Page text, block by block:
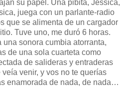
su papel. Una pibita, Jessica,
juega con un parlante-radio
que se alimenta de un cargador
Tuve uno, me duró 6 horas.
sonora cumbia atorranta,
de una sola cuarteta como
de salideras y entraderas
venir, y vos no te querías
enamorada de nada, de nada…